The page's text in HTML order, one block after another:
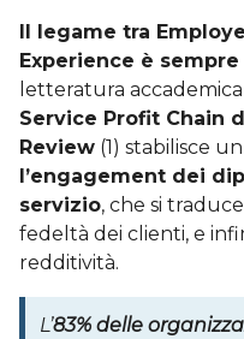
Il legame tra
Experience è
letteratura
Service Profit Chain
Review (1) stabilisce un
l’engagement dei
servizio, che si
fedeltà dei clienti, e
redditività.
L’83% delle